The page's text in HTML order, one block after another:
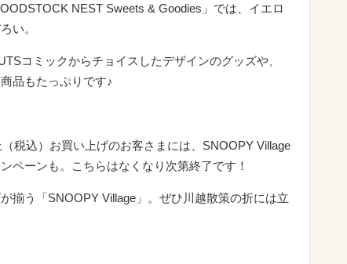
NEST Sweets & Goodies」では、イエロ
い。
コミックからチョイスしたデザインのグッズや、
品もたっぷりです♪
税込）お買い上げのお客さまには、SNOOPY Village
ペーンも。こちらはなくなり次第終了です！
揃う「SNOOPY Village」。ぜひ川越散策の折には立